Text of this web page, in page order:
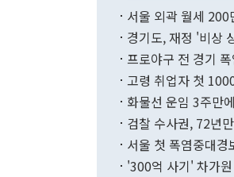
서울 외곽 월세 200
경기도, 재정 '비상
프로야구 전 경기
고령 취업자 첫
화물선 운임 3주만
검찰 수사권, 72년
서울 첫 폭염중대경
'300억 사기' 차가